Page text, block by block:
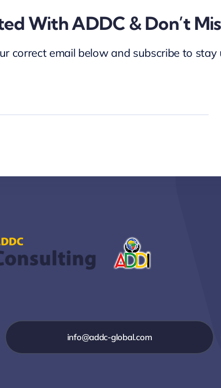
With ADDC & Don’t
correct email below and subscribe to stay
info@addc-global.com